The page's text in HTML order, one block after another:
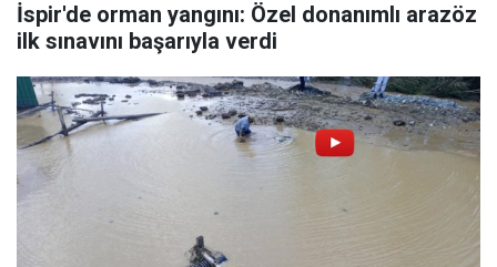
İspir'de orman yangını: Özel donanımlı arazöz
ilk sınavını başarıyla verdi